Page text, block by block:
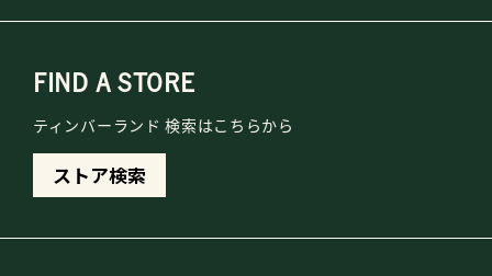
FIND A STORE
ティンバーランド 検索はこちらから
ストア検索